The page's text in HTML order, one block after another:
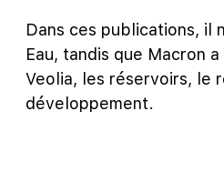
Dans ces publications, il
Eau, tandis que Macron
Veolia, les réservoirs, le
développement.